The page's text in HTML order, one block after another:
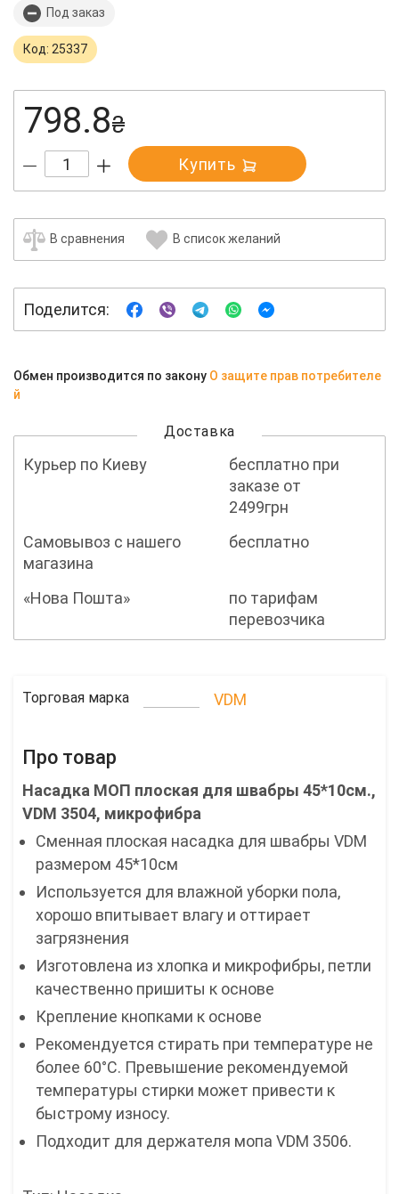
Под заказ
Код: 25337
798.8₴
Купить
В сравнения В список желаний
Поделится:
Обмен производится по закону О защите прав потребителе
й
Доставка
Курьер по Киеву
бесплатно при
заказе от
2499грн
Самовывоз с нашего
магазина
бесплатно
«Нова Пошта»
по тарифам
перевозчика
Торговая марка VDM
Про товар
Насадка МОП плоская для швабры 45*10см.,
VDM 3504, микрофибра
Сменная плоская насадка для швабры VDM
размером 45*10см
Используется для влажной уборки пола,
хорошо впитывает влагу и оттирает
загрязнения
Изготовлена из хлопка и микрофибры, петли
качественно пришиты к основе
Крепление кнопками к основе
Рекомендуется стирать при температуре не
более 60°C. Превышение рекомендуемой
температуры стирки может привести к
быстрому износу.
Подходит для держателя мопа VDM 3506.